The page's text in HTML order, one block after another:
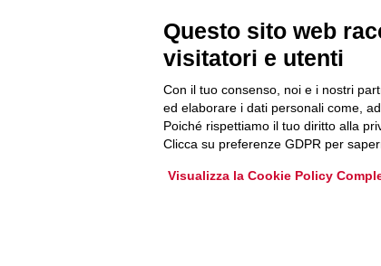
Archivio Newsletter
Questo sito web
visitatori e utenti
Con il tuo consenso, noi e i nostri
ed elaborare i dati personali come,
Poiché rispettiamo il tuo diritto alla
Clicca su preferenze GDPR per
Visualizza la Cookie Policy